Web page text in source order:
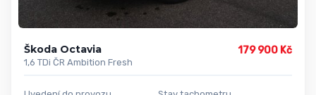
Škoda Octavia
1,6 TDi ČR Ambition Fresh
179 900 Kč